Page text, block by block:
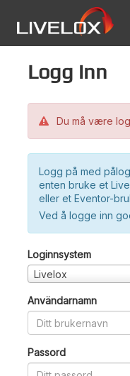
Logg inn
Du må være
Logg på med
enten bruke et
eller et Eventor-
Ved å logge inn
Loginnsystem
Livelox
Användarnamn
Passord